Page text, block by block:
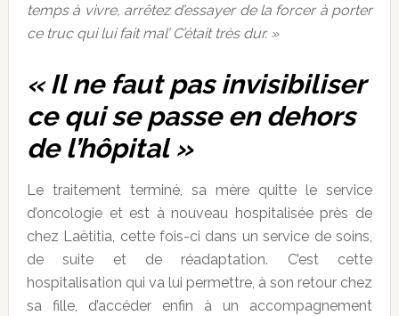
temps à vivre, arrêtez d’essayer de la forcer à porter
ce truc qui lui fait mal’ C’était très dur. »
« Il ne faut pas invisibiliser
ce qui se passe en dehors
de l’hôpital »
Le traitement terminé, sa mère quitte le service
d’oncologie et est à nouveau hospitalisée près de
chez Laëtitia, cette fois-ci dans un service de soins,
de suite et de réadaptation. C’est cette
hospitalisation qui va lui permettre, à son retour chez
sa fille, d’accéder enfin à un accompagnement